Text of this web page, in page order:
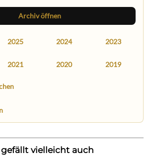
Archiv öffnen
2025 2024 2023
2021 2020 2019
gefällt vielleicht auch